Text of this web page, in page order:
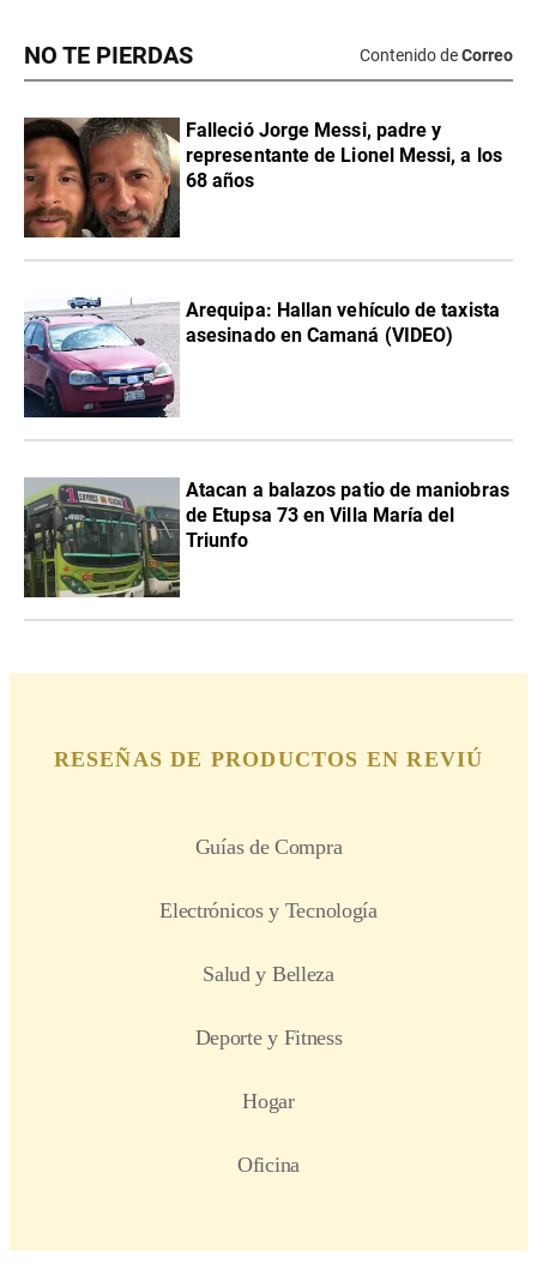
NO TE PIERDAS Contenido deCorreo
Falleció Jorge Messi, padre y
representante de Lionel Messi, a los
68 años
Arequipa: Hallan vehículo de taxista
asesinado en Camaná (VIDEO)
Atacan a balazos patio de maniobras
de Etupsa 73 en Villa María del
Triunfo